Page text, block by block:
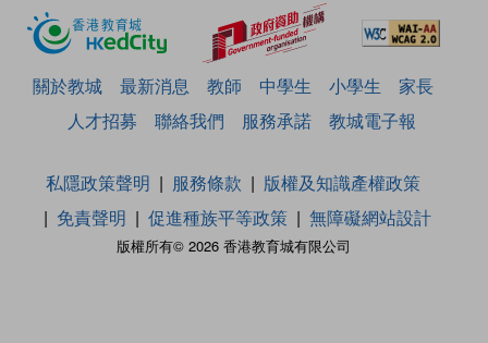
關於教城 最新消息 教師 中學生 小學生
家長
人才招募
聯絡我們 服務承諾 教城電子報
版權所有© 2026 香港教育城有限公司
私隱政策聲明 服務條款
版權及知識產權政策
免責聲明
促進種族平等政策 無障礙網站設計